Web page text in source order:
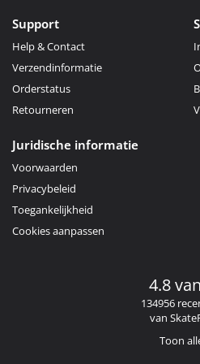
Support
Help & Contact
Verzendinformatie
Orderstatus
Retourneren
Juridische informatie
Voorwaarden
Privacybeleid
Toegankelijkheid
Cookies aanpassen
4.8
134956
van
Toon